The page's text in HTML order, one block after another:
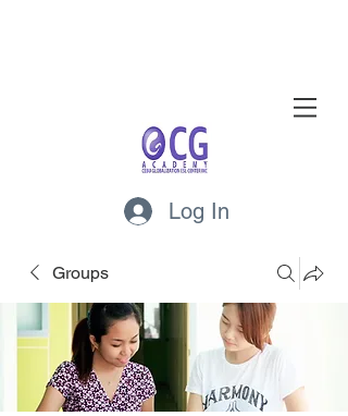
Log In
Groups